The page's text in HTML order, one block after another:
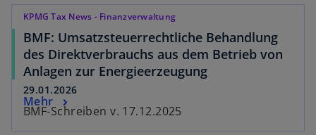
KPMG Tax News - Finanzverwaltung
BMF: Umsatzsteuerrechtliche Behandlung
des Direktverbrauchs aus dem Betrieb von
Anlagen zur Energieerzeugung
29.01.2026
BMF-Schreiben v. 17.12.2025
Mehr